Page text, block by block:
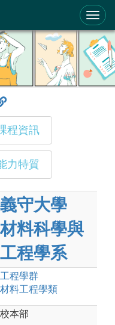
程資訊
力特質
義守大學
材料科學與
工程學系
工程學群
材料工程學類
校本部